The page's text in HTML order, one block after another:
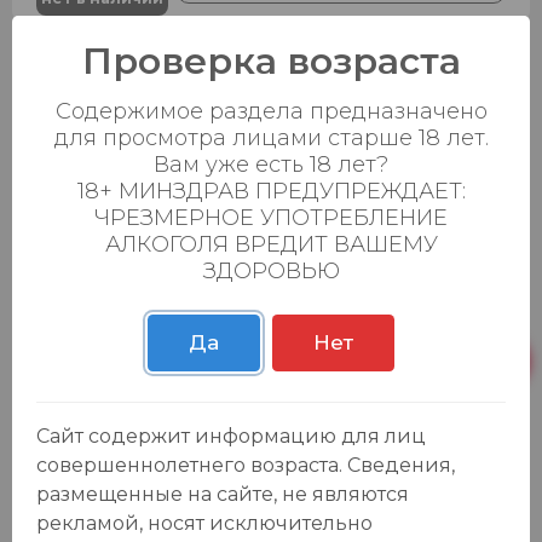
нет в наличии
Лапша Самовар говядина с
сычуаньским перцем и кимчи, маринов.
яйцом, остр. орешки 259,5гр.
369.99 ₽
0
Хочу знать, когда будет
нет в наличии
Лапша Самовар индейка с чесноком,
259,5гр.
0
Хочу знать, когда будет
Проверка возраста
Содержимое раздела предназначено
для просмотра лицами старше 18 лет.
Вам уже есть 18 лет?
18+ МИНЗДРАВ ПРЕДУПРЕЖДАЕТ:
ЧРЕЗМЕРНОЕ УПОТРЕБЛЕНИЕ
АЛКОГОЛЯ ВРЕДИТ ВАШЕМУ
ЗДОРОВЬЮ
Да Нет
Сайт содержит информацию для лиц
совершеннолетнего возраста. Сведения,
размещенные на сайте, не являются
рекламой, носят исключительно